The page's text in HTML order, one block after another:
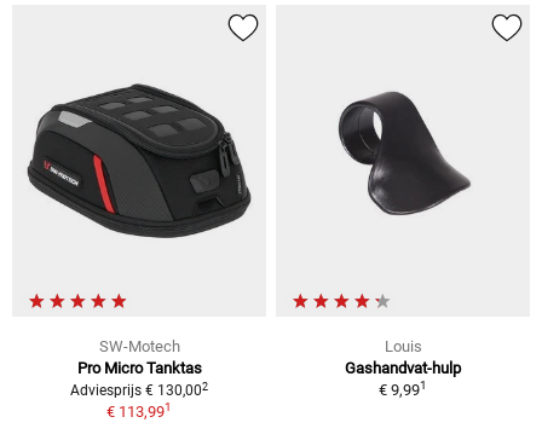
SW-Motech
Pro Micro Tanktas
Adviesprijs € 130,002
€ 113,991
Louis
Gashandvat-hulp
€ 9,991